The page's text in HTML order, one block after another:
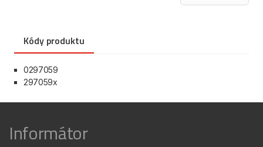
Kódy produktu
0297059
297059x
Informátor